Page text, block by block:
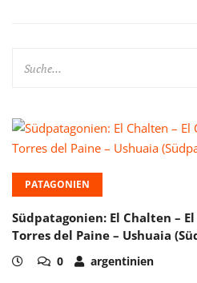
PATAGONIEN
Südpatagonien: El Chalten –
Torres del Paine – Ushuaia
0 argentinien